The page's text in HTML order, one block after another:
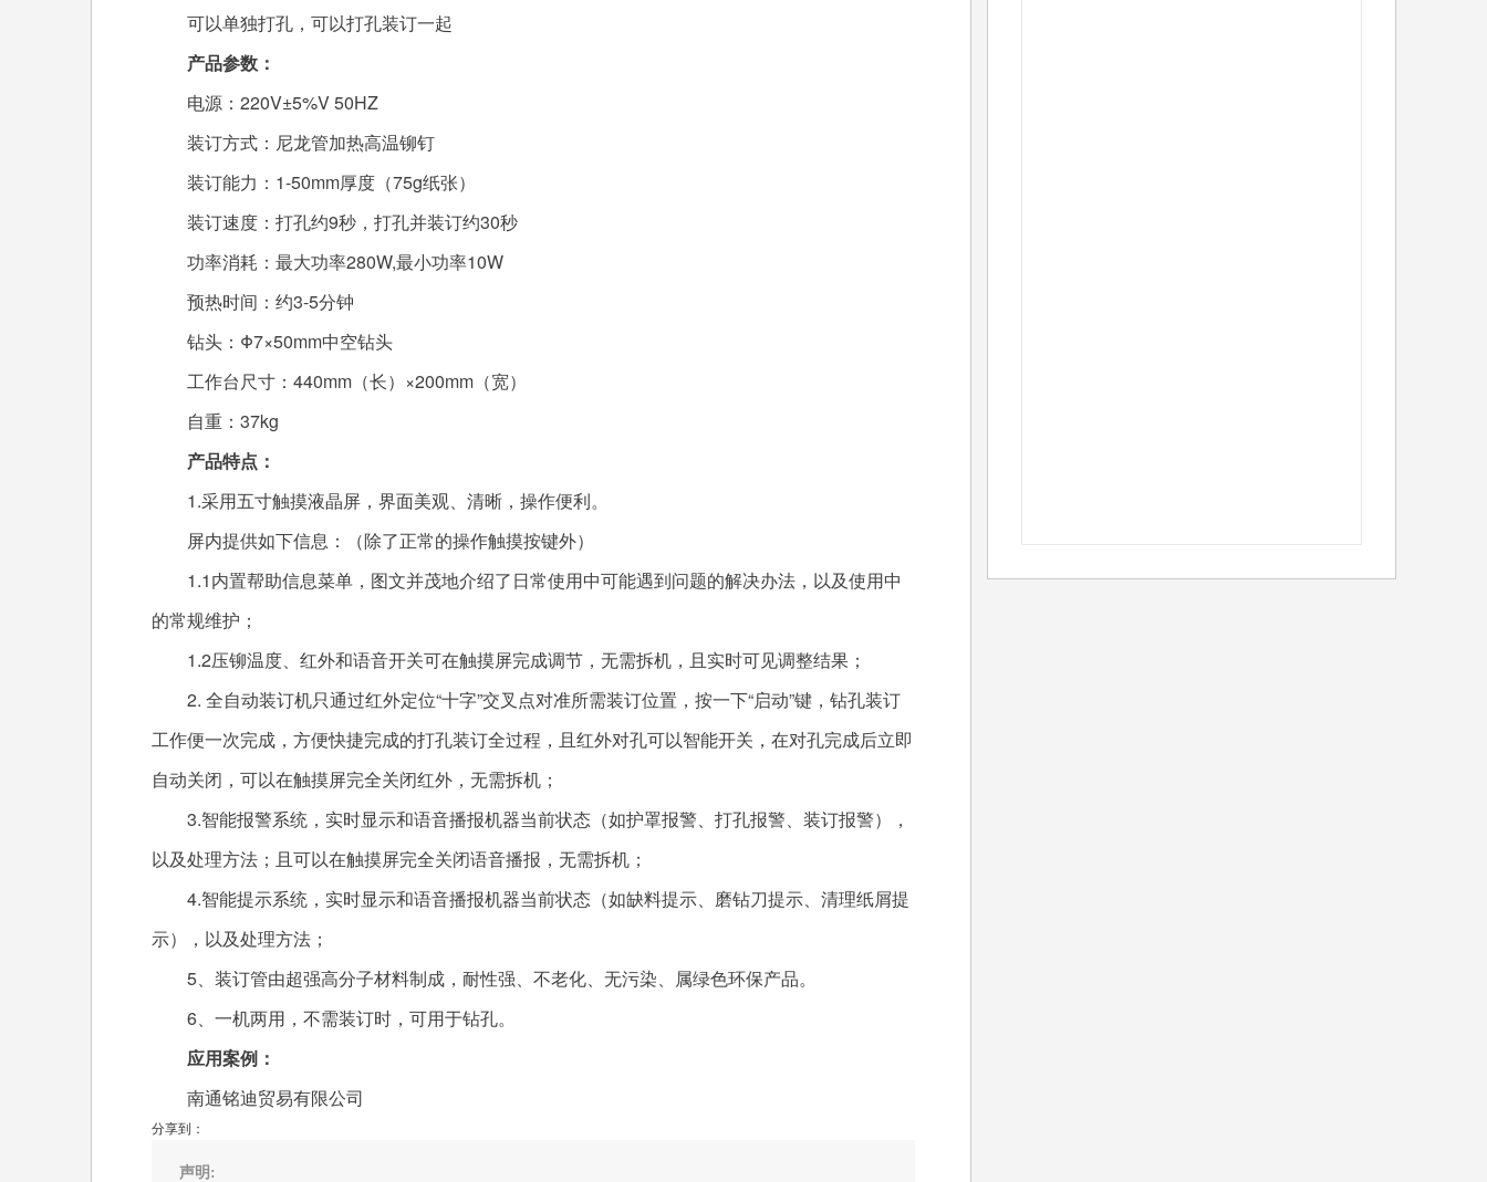
可以单独打孔，可以打孔装订一起
产品参数：
电源：220V±5%V 50HZ
装订方式：尼龙管加热高温铆钉
装订能力：1-50mm厚度（75g纸张）
装订速度：打孔约9秒，打孔并装订约30秒
功率消耗：最大功率280W,最小功率10W
预热时间：约3-5分钟
钻头：Φ7×50mm中空钻头
工作台尺寸：440mm（长）×200mm（宽）
自重：37kg
产品特点：
1.采用五寸触摸液晶屏，界面美观、清晰，操作便利。
屏内提供如下信息：（除了正常的操作触摸按键外）
1.1内置帮助信息菜单，图文并茂地介绍了日常使用中可能遇到问题的解决办法，以及使用中
的常规维护；
1.2压铆温度、红外和语音开关可在触摸屏完成调节，无需拆机，且实时可见调整结果；
2. 全自动装订机只通过红外定位“十字”交叉点对准所需装订位置，按一下“启动”键，钻孔装订
工作便一次完成，方便快捷完成的打孔装订全过程，且红外对孔可以智能开关，在对孔完成后立即
自动关闭，可以在触摸屏完全关闭红外，无需拆机；
3.智能报警系统，实时显示和语音播报机器当前状态（如护罩报警、打孔报警、装订报警），
以及处理方法；且可以在触摸屏完全关闭语音播报，无需拆机；
4.智能提示系统，实时显示和语音播报机器当前状态（如缺料提示、磨钻刀提示、清理纸屑提
示），以及处理方法；
5、装订管由超强高分子材料制成，耐性强、不老化、无污染、属绿色环保产品。
6、一机两用，不需装订时，可用于钻孔。
应用案例：
南通铭迪贸易有限公司
分享到：
声明: